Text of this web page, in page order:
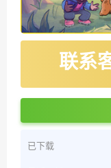
联系
已下载